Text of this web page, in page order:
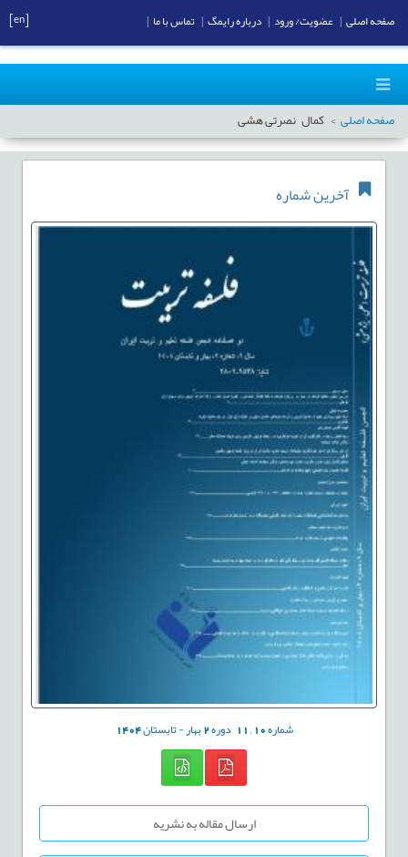
صفحه اصلی کمال نصرتی هشی
آخرین شماره
شماره10
,
11 دوره2بهار - تابستان1404
ارسال مقاله به نشریه
صفحه اصلی عضویت/ ورود درباره رایمگ تماس با ما